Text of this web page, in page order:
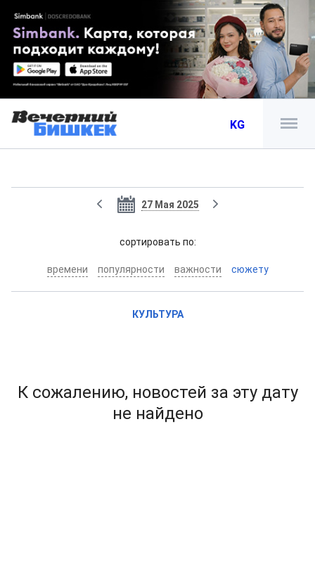
KG
27 Мая 2025
cортировать по:
времени популярности важности сюжету
КУЛЬТУРА
К сожалению, новостей за эту дату
не найдено